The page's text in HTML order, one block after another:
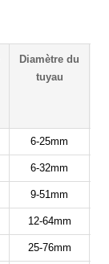
Diamètre du
tuyau
6-25mm
6-32mm
9-51mm
12-64mm
25-76mm